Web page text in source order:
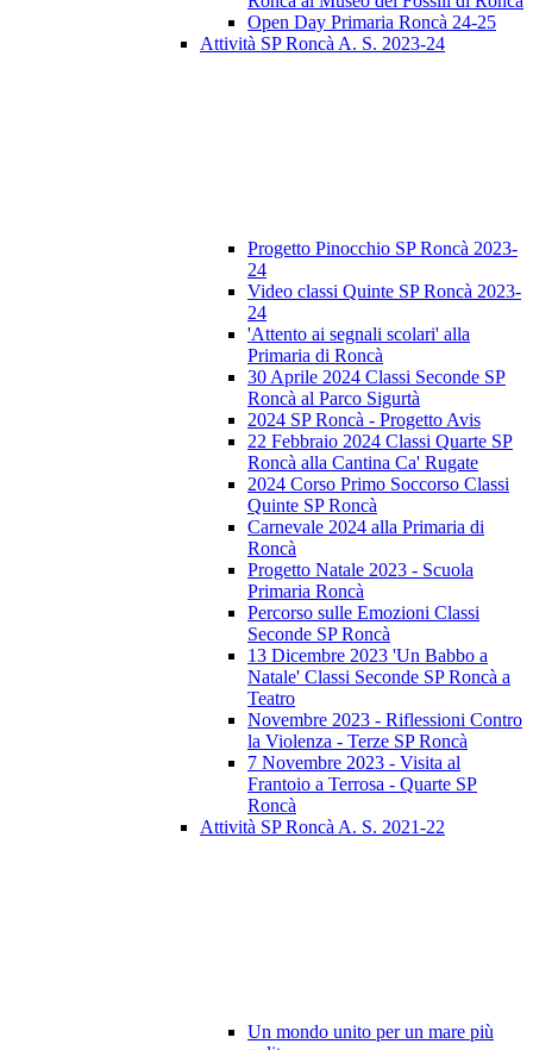
Open Day Primaria Roncà 24-25
Attività SP Roncà A. S. 2023-24
Progetto Pinocchio SP Roncà 2023-
24
Video classi Quinte SP Roncà 2023-
24
'Attento ai segnali scolari' alla
Primaria di Roncà
30 Aprile 2024 Classi Seconde SP
Roncà al Parco Sigurtà
2024 SP Roncà - Progetto Avis
22 Febbraio 2024 Classi Quarte SP
Roncà alla Cantina Ca' Rugate
2024 Corso Primo Soccorso Classi
Quinte SP Roncà
Carnevale 2024 alla Primaria di
Roncà
Progetto Natale 2023 - Scuola
Primaria Roncà
Percorso sulle Emozioni Classi
Seconde SP Roncà
13 Dicembre 2023 'Un Babbo a
Natale' Classi Seconde SP Roncà a
Teatro
Novembre 2023 - Riflessioni Contro
la Violenza - Terze SP Roncà
7 Novembre 2023 - Visita al
Frantoio a Terrosa - Quarte SP
Roncà
Attività SP Roncà A. S. 2021-22
Un mondo unito per un mare più